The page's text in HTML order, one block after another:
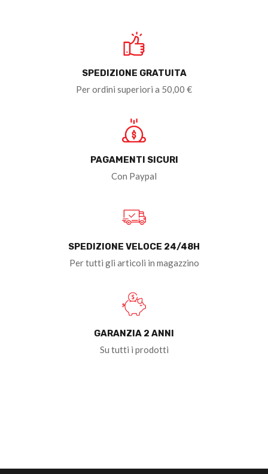
SPEDIZIONE GRATUITA
Per ordini superiori a 50,00 €
PAGAMENTI SICURI
Con Paypal
SPEDIZIONE VELOCE 24/48H
Per tutti gli articoli in magazzino
GARANZIA 2 ANNI
Su tutti i prodotti